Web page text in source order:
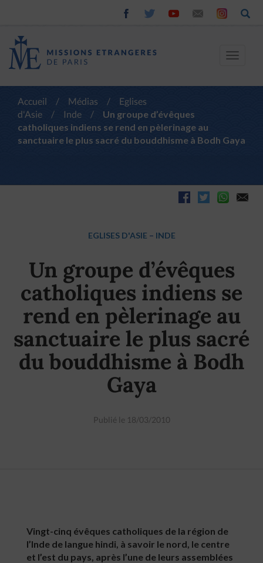
Toggle
Accueil / Médias /
Eglises
d'Asie
/ Inde /
Un groupe d’évêques
catholiques indiens se rend en pèlerinage au
sanctuaire le plus sacré du bouddhisme à Bodh Gaya
EGLISES D'ASIE – INDE
Un groupe d’évêques
catholiques indiens se
rend en pèlerinage au
sanctuaire le plus sacré
du bouddhisme à Bodh
Gaya
Publié le 18/03/2010
Vingt-cinq évêques catholiques de la région de
l’Inde de langue hindi, à savoir le nord, le centre
et l’est du pays, après l’une de leurs assemblées